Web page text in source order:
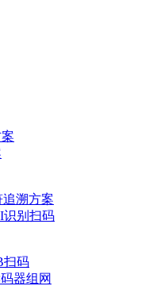
溯方案
识别扫码
扫码
器组网